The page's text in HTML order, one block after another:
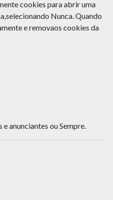
cookies para abrir uma
Nunca. Quando
e removaos cookies da
anunciantes ou Sempre.